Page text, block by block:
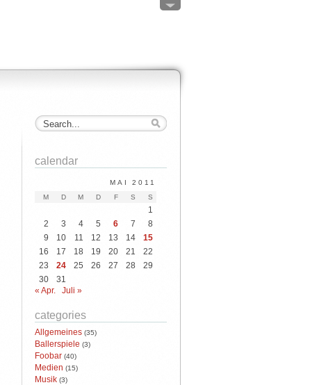
calendar
MAI 2011
M
D M D F S S
1
2
3 4 5 6 7
8
9
10 11 12 13 14
15
16
17 18 19 20 21
22
23
24 25 26 27 28
29
30
31
« Apr.
Juli »
categories
Allgemeines (35)
Ballerspiele (3)
Foobar (40)
Medien (15)
Musik (3)